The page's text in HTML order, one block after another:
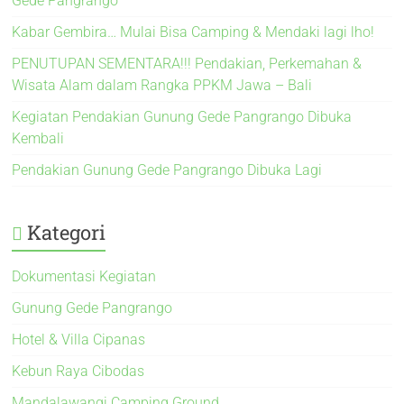
Kabar Gembira… Mulai Bisa Camping & Mendaki lagi lho!
PENUTUPAN SEMENTARA!!! Pendakian, Perkemahan &
Wisata Alam dalam Rangka PPKM Jawa – Bali
Kegiatan Pendakian Gunung Gede Pangrango Dibuka
Kembali
Pendakian Gunung Gede Pangrango Dibuka Lagi
Kategori
Dokumentasi Kegiatan
Gunung Gede Pangrango
Hotel & Villa Cipanas
Kebun Raya Cibodas